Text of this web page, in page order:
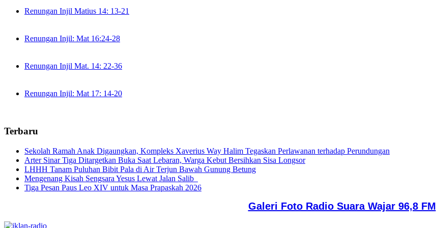
Renungan Injil Matius 14: 13-21
Renungan Injil: Mat 16:24-28
Renungan Injil Mat. 14: 22-36
Renungan Injil: Mat 17: 14-20
Terbaru
Sekolah Ramah Anak Digaungkan, Kompleks Xaverius Way Halim Tegaskan Perlawanan terhadap Perundungan
Arter Sinar Tiga Ditargetkan Buka Saat Lebaran, Warga Kebut Bersihkan Sisa Longsor
LHHH Tanam Puluhan Bibit Pala di Air Terjun Bawah Gunung Betung
Mengenang Kisah Sengsara Yesus Lewat Jalan Salib
Tiga Pesan Paus Leo XIV untuk Masa Prapaskah 2026
Galeri Foto Radio Suara Wajar 96,8 FM